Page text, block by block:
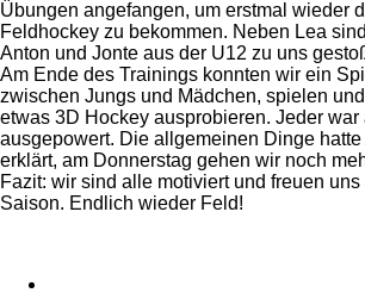
Übungen angefangen, um erstmal wieder
Feldhockey zu bekommen. Neben Lea
Anton und Jonte aus der U12 zu uns
Am Ende des Trainings konnten wir ein
zwischen Jungs und Mädchen, spielen
etwas 3D Hockey ausprobieren. Jeder
ausgepowert. Die allgemeinen Dinge
erklärt, am Donnerstag gehen wir noch
Fazit: wir sind alle motiviert und freuen
Saison. Endlich wieder Feld!